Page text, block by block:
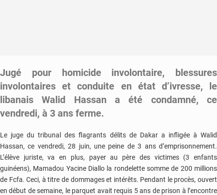
Jugé pour homicide involontaire, blessures
involontaires et conduite en état d’ivresse, le
libanais Walid Hassan a été condamné, ce
vendredi, à 3 ans ferme.
Le juge du tribunal des flagrants délits de Dakar a infligée à Walid
Hassan, ce vendredi, 28 juin, une peine de 3 ans d’emprisonnement.
L’élève juriste, va en plus, payer au père des victimes (3 enfants
guinéens), Mamadou Yacine Diallo la rondelette somme de 200 millions
de Fcfa. Ceci, à titre de dommages et intérêts. Pendant le procès, ouvert
en début de semaine, le parquet avait requis 5 ans de prison à l’encontre